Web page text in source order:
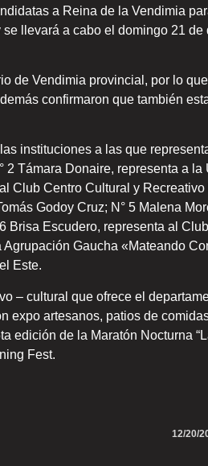
a Reina de la Vendimia
llevará a cabo el domingo 21
de Vendimia provincial, por lo
confirmaron que también
instituciones a las que
Támara Donaire, representa a la
Club Centro Cultural y
Godoy Cruz; N° 5 Malena
Brisa Escudero, representa al
Gaucha «Mateando
Este.
– cultural que ofrece el
expo artesanos, patios de
edición de la Maratón Nocturna
Fest.
12/20/